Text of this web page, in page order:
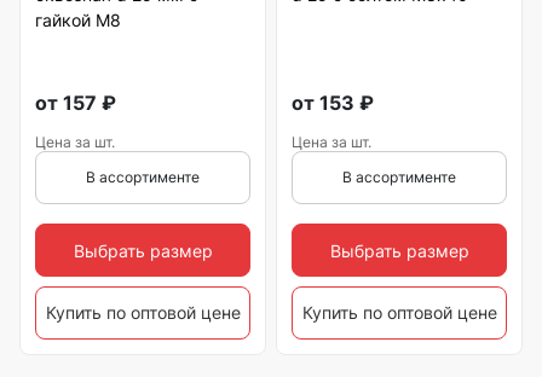
гайкой М8
от 157 ₽
Цена за шт.
В ассортименте
Выбрать размер
Купить по оптовой цене
от 153 ₽
Цена за шт.
В ассортименте
Выбрать размер
Купить по оптовой цене